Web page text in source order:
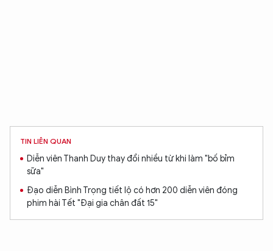
TIN LIÊN QUAN
Diễn viên Thanh Duy thay đổi nhiều từ khi làm "bố bỉm
sữa"
Đạo diễn Bình Trọng tiết lộ có hơn 200 diễn viên đóng
phim hài Tết "Đại gia chân đất 15"